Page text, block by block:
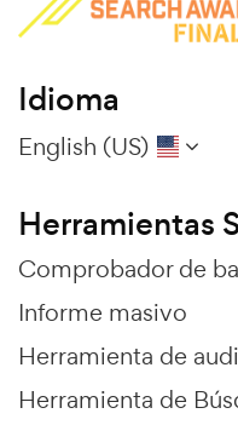
Idioma
English (US)
Herramientas
Comprobador de
Informe masivo
Herramienta de
Herramienta de